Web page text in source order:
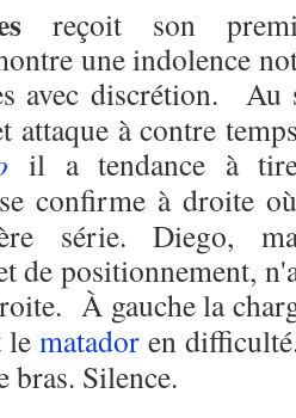
reçoit son
une indolence
avec discrétion.
attaque à contre
il a tendance à
confirme à droite
série. Diego,
de positionnement,
À gauche la
lematador en
bras. Silence.